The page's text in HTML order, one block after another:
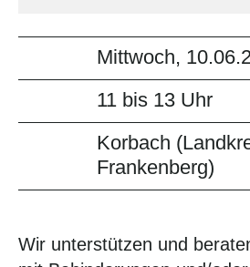
Mittwoch,
11 bis 13 Uhr
Korbach
Frankenberg)
Wir unterstützen und